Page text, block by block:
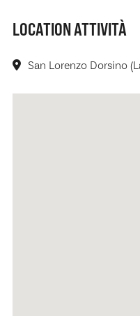
LOCATION ATTIVITÀ
San Lorenzo Dorsino